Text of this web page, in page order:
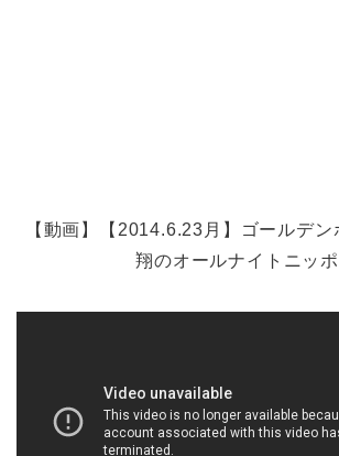
【動画】【2014.6.23月】ゴールデ
翔のオールナイトニッ